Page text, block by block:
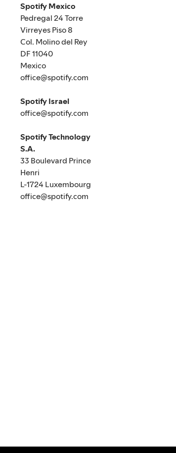
Spotify Mexico
Pedregal 24 Torre
Virreyes Piso 8
Col. Molino del Rey
DF 11040
Mexico
office@spotify.com
Spotify Israel
office@spotify.com
Spotify Technology
S.A.
33 Boulevard Prince
Henri
L-1724 Luxembourg
office@spotify.com